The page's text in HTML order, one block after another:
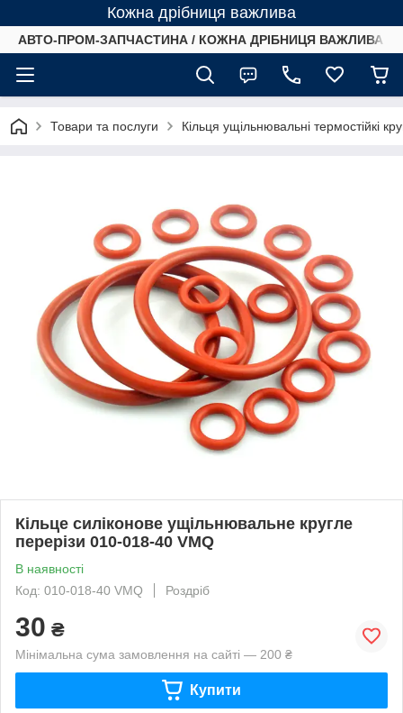
Кожна дрібниця важлива
АВТО-ПРОМ-ЗАПЧАСТИНА / КОЖНА ДРІБНИЦЯ ВАЖЛИВА /
Товари та послуги Кільця ущільнювальні термостійкі
Кільце силіконове ущільнювальне кругле
перерізи 010-018-40 VMQ
В наявності
Код: 010-018-40 VMQ
Роздріб
30 ₴
Мінімальна сума замовлення на сайті — 200 ₴
Купити